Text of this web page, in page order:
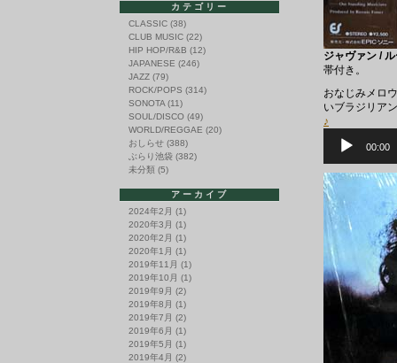
ジャヴァン /
帯付き。
おなじみメロ
いブラジリア
♪
ー
ヤ
ー
00:00
カテゴリー
CLASSIC (38)
CLUB MUSIC (22)
HIP HOP/R&B (12)
JAPANESE (246)
JAZZ (79)
ROCK/POPS (314)
SONOTA (11)
SOUL/DISCO (49)
WORLD/REGGAE (20)
おしらせ (388)
ぶらり池袋 (382)
未分類 (5)
アーカイブ
2024年2月 (1)
2020年3月 (1)
2020年2月 (1)
2020年1月 (1)
2019年11月 (1)
2019年10月 (1)
2019年9月 (2)
2019年8月 (1)
2019年7月 (2)
2019年6月 (1)
2019年5月 (1)
2019年4月 (2)